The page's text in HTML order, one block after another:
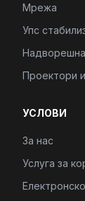
Мрежа
Упс
Проектори
УСЛОВИ
За нас
Услуга за